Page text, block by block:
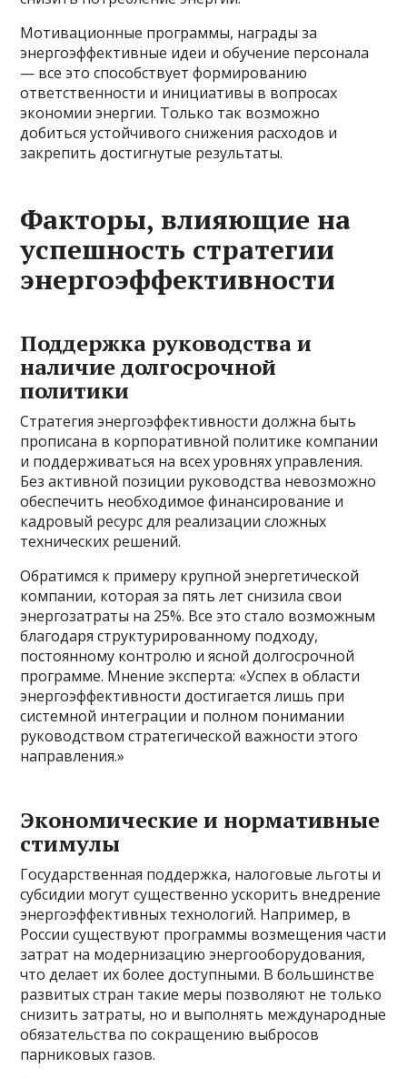
Мотивационные программы, награды за
энергоэффективные идеи и обучение персонала
— все это способствует формированию
ответственности и инициативы в вопросах
экономии энергии. Только так возможно
добиться устойчивого снижения расходов и
закрепить достигнутые результаты.
Факторы, влияющие на
успешность стратегии
энергоэффективности
Поддержка руководства и
наличие долгосрочной
политики
Стратегия энергоэффективности должна быть
прописана в корпоративной политике компании
и поддерживаться на всех уровнях управления.
Без активной позиции руководства невозможно
обеспечить необходимое финансирование и
кадровый ресурс для реализации сложных
технических решений.
Обратимся к примеру крупной энергетической
компании, которая за пять лет снизила свои
энергозатраты на 25%. Все это стало возможным
благодаря структурированному подходу,
постоянному контролю и ясной долгосрочной
программе. Мнение эксперта: «Успех в области
энергоэффективности достигается лишь при
системной интеграции и полном понимании
руководством стратегической важности этого
направления.»
Экономические и нормативные
стимулы
Государственная поддержка, налоговые льготы и
субсидии могут существенно ускорить внедрение
энергоэффективных технологий. Например, в
России существуют программы возмещения части
затрат на модернизацию энергооборудования,
что делает их более доступными. В большинстве
развитых стран такие меры позволяют не только
снизить затраты, но и выполнять международные
обязательства по сокращению выбросов
парниковых газов.